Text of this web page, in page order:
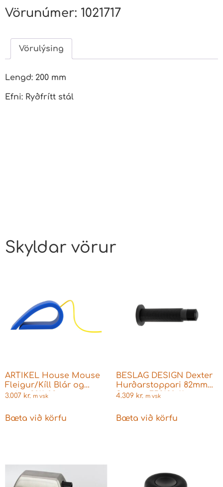
Vörunúmer: 1021717
Vörulýsing
Lengd: 200 mm
Efni: Ryðfrítt stál
Skyldar vörur
ARTIKEL House Mouse
Fleigur/Kíll Blár og
gulur 3011-03
3.007 kr. m vsk
Bæta við körfu
BESLAG DESIGN Dexter
Hurðarstoppari 82mm
Svartur 753130-11
4.309 kr. m vsk
Bæta við körfu